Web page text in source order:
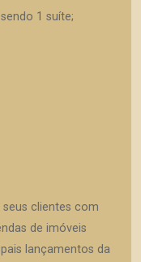
1 suíte;
clientes com
de imóveis
lançamentos da